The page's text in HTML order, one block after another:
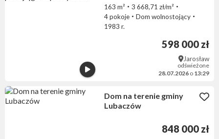
163 m²
3 668,71 zł/m²
4 pokoje
Dom wolnostojący
1983 r.
598 000 zł
Jarosław
odświeżone
28.07.2026 o 13:29
Dom na terenie gminy
Lubaczów
848 000 zł